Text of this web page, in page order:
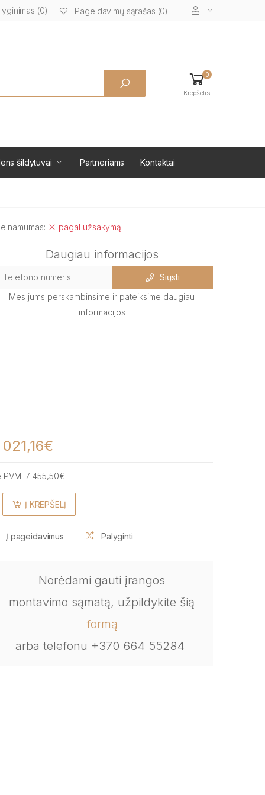
(0) Pageidavimų sąrašas (0)
0
Krepšelis
šildytuvai Partneriams Kontaktai
pagal užsakymą
Daugiau informacijos
Siųsti
Mes jums perskambinsime ir pateiksime daugiau
informacijos
PVM: 7 455,50€
Į KREPŠELĮ
Į pageidavimus Palyginti
Norėdami gauti įrangos
montavimo sąmatą, užpildykite šią
formą
arba telefonu +370 664 55284